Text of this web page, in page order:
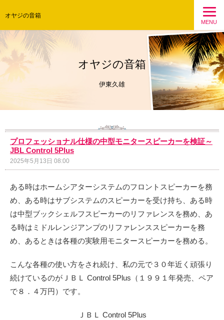
オヤジの音箱
MENU
オヤジの音箱
伊東久雄
プロフェッショナル仕様の中型モニタースピーカーを検証～
JBL Control 5Plus
2025年5月13日 08:00
ある時はホームシアターシステムのフロントスピーカーを務
め、ある時はサブシステムのスピーカーを受け持ち、ある時
は中型ブックシェルフスピーカーのリファレンスを務め、あ
る時はミドルレンジアンプのリファレンススピーカーを務
め、あるときは各種の実験用モニタースピーカーを務める。
こんな各種の使い方をされ続け、私の元で３０年近く頑張り
続けているのがＪＢＬ Control 5Plus（１９９１年発売、ペア
で８．４万円）です。
ＪＢＬ Control 5Plus